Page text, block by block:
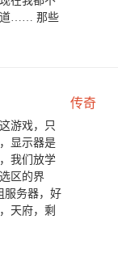
道…… 那些
传奇
游戏，只
显示器是
我们放学
区的界
服务器，好
天府，剩